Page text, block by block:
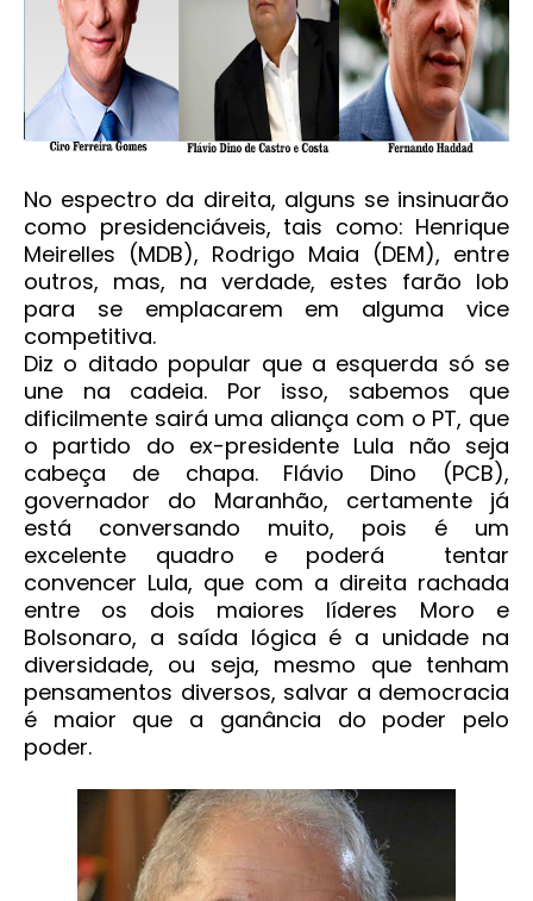
No espectro da direita, alguns se insinuarão
como presidenciáveis, tais como: Henrique
Meirelles (MDB), Rodrigo Maia (DEM), entre
outros, mas, na verdade, estes farão lob
para se emplacarem em alguma vice
competitiva.
Diz o ditado popular que a esquerda só se
une na cadeia. Por isso, sabemos que
dificilmente sairá uma aliança com o PT, que
o partido do ex-presidente Lula não seja
cabeça de chapa. Flávio Dino (PCB),
governador do Maranhão, certamente já
está conversando muito, pois é um
excelente quadro e poderá tentar
convencer Lula, que com a direita rachada
entre os dois maiores líderes Moro e
Bolsonaro, a saída lógica é a unidade na
diversidade, ou seja, mesmo que tenham
pensamentos diversos, salvar a democracia
é maior que a ganância do poder pelo
poder.